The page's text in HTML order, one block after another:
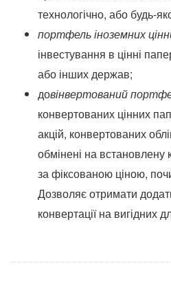
технологічно, або будь-
портфель іноземних
інвестування в цінні
або інших держав;
довінвертований
конвертованих цінних
акцій, конвертованих
обмінені на встановлену
за фіксованою ціною,
Дозволяє отримати
конвертації на вигідних